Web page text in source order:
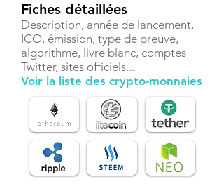
Fiches détaillées
Description, année de lancement,
ICO, émission, type de preuve,
algorithme, livre blanc, comptes
Twitter, sites officiels...
Voir la liste des crypto-monnaies